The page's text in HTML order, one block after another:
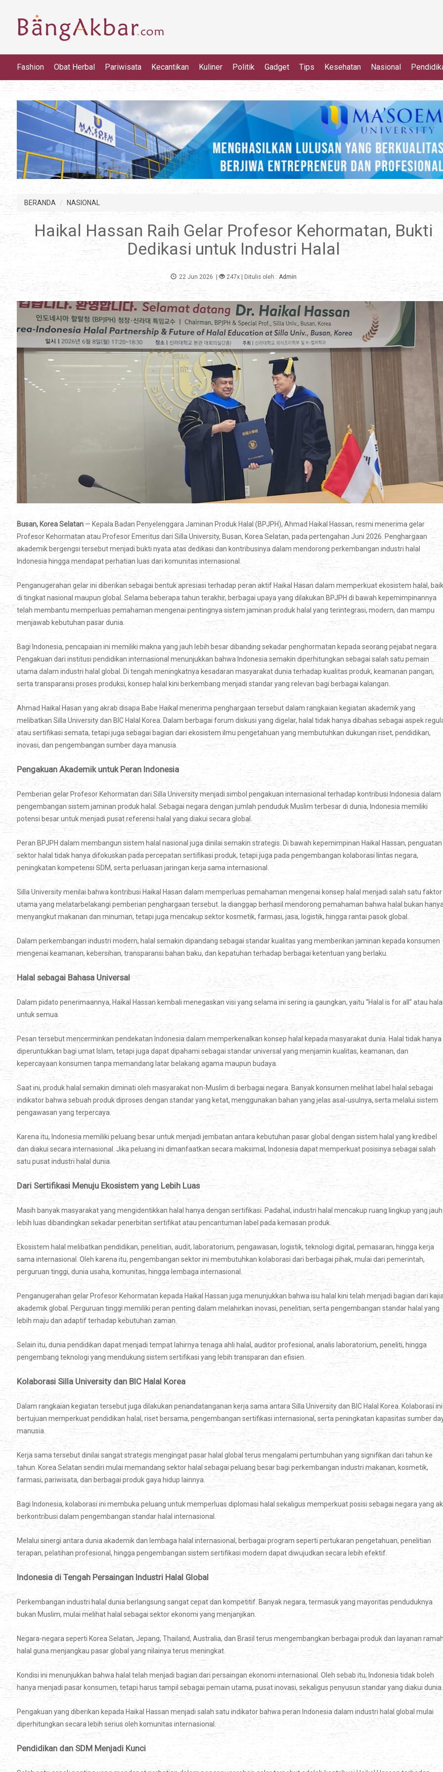
Fashion Obat Herbal Pariwisata Kecantikan Kuliner Politik Gadget Tips Kesehatan Nasional
BERANDA NASIONAL
Haikal Hassan Raih Gelar Profesor Kehormatan, Bukti
Dedikasi untuk Industri Halal
22 Jun 2026 | 247x| Ditulis oleh : Admin
Busan, Korea Selatan — Kepala Badan Penyelenggara Jaminan Produk Halal (BPJPH), Ahmad Haikal Hassan, resmi menerima gelar
Profesor Kehormatan atau Profesor Emeritus dari Silla University, Busan, Korea Selatan, pada pertengahan Juni 2026. Penghargaan
akademik bergengsi tersebut menjadi bukti nyata atas dedikasi dan kontribusinya dalam mendorong perkembangan industri halal
Indonesia hingga mendapat perhatian luas dari komunitas internasional.
Penganugerahan gelar ini diberikan sebagai bentuk apresiasi terhadap peran aktif Haikal Hasan dalam memperkuat ekosistem halal, baik
di tingkat nasional maupun global. Selama beberapa tahun terakhir, berbagai upaya yang dilakukan BPJPH di bawah kepemimpinannya
telah membantu memperluas pemahaman mengenai pentingnya sistem jaminan produk halal yang terintegrasi, modern, dan mampu
menjawab kebutuhan pasar dunia.
Bagi Indonesia, pencapaian ini memiliki makna yang jauh lebih besar dibanding sekadar penghormatan kepada seorang pejabat negara.
Pengakuan dari institusi pendidikan internasional menunjukkan bahwa Indonesia semakin diperhitungkan sebagai salah satu pemain
utama dalam industri halal global. Di tengah meningkatnya kesadaran masyarakat dunia terhadap kualitas produk, keamanan pangan,
serta transparansi proses produksi, konsep halal kini berkembang menjadi standar yang relevan bagi berbagai kalangan.
Ahmad Haikal Hasan yang akrab disapa Babe Haikal menerima penghargaan tersebut dalam rangkaian kegiatan akademik yang
melibatkan Silla University dan BIC Halal Korea. Dalam berbagai forum diskusi yang digelar, halal tidak hanya dibahas sebagai aspek
atau sertifikasi semata, tetapi juga sebagai bagian dari ekosistem ilmu pengetahuan yang membutuhkan dukungan riset, pendidikan,
inovasi, dan pengembangan sumber daya manusia.
Pengakuan Akademik untuk Peran Indonesia
Pemberian gelar Profesor Kehormatan dari Silla University menjadi simbol pengakuan internasional terhadap kontribusi Indonesia dalam
pengembangan sistem jaminan produk halal. Sebagai negara dengan jumlah penduduk Muslim terbesar di dunia, Indonesia memiliki
potensi besar untuk menjadi pusat referensi halal yang diakui secara global.
Peran BPJPH dalam membangun sistem halal nasional juga dinilai semakin strategis. Di bawah kepemimpinan Haikal Hassan, penguatan
sektor halal tidak hanya difokuskan pada percepatan sertifikasi produk, tetapi juga pada pengembangan kolaborasi lintas negara,
peningkatan kompetensi SDM, serta perluasan jaringan kerja sama internasional.
Silla University menilai bahwa kontribusi Haikal Hasan dalam memperluas pemahaman mengenai konsep halal menjadi salah satu faktor
utama yang melatarbelakangi pemberian penghargaan tersebut. Ia dianggap berhasil mendorong pemahaman bahwa halal bukan
menyangkut makanan dan minuman, tetapi juga mencakup sektor kosmetik, farmasi, jasa, logistik, hingga rantai pasok global.
Dalam perkembangan industri modern, halal semakin dipandang sebagai standar kualitas yang memberikan jaminan kepada konsumen
mengenai keamanan, kebersihan, transparansi bahan baku, dan kepatuhan terhadap berbagai ketentuan yang berlaku.
Halal sebagai Bahasa Universal
Dalam pidato penerimaannya, Haikal Hassan kembali menegaskan visi yang selama ini sering ia gaungkan, yaitu “Halal is for all” atau
untuk semua.
Pesan tersebut mencerminkan pendekatan Indonesia dalam memperkenalkan konsep halal kepada masyarakat dunia. Halal tidak hanya
diperuntukkan bagi umat Islam, tetapi juga dapat dipahami sebagai standar universal yang menjamin kualitas, keamanan, dan
kepercayaan konsumen tanpa memandang latar belakang agama maupun budaya.
Saat ini, produk halal semakin diminati oleh masyarakat non-Muslim di berbagai negara. Banyak konsumen melihat label halal sebagai
indikator bahwa sebuah produk diproses dengan standar yang ketat, menggunakan bahan yang jelas asal-usulnya, serta melalui sistem
pengawasan yang terpercaya.
Karena itu, Indonesia memiliki peluang besar untuk menjadi jembatan antara kebutuhan pasar global dengan sistem halal yang kredibel
dan diakui secara internasional. Jika peluang ini dimanfaatkan secara maksimal, Indonesia dapat memperkuat posisinya sebagai salah
satu pusat industri halal dunia.
Dari Sertifikasi Menuju Ekosistem yang Lebih Luas
Masih banyak masyarakat yang mengidentikkan halal hanya dengan sertifikasi. Padahal, industri halal mencakup ruang lingkup yang jauh
lebih luas dibandingkan sekadar penerbitan sertifikat atau pencantuman label pada kemasan produk.
Ekosistem halal melibatkan pendidikan, penelitian, audit, laboratorium, pengawasan, logistik, teknologi digital, pemasaran, hingga kerja
sama internasional. Oleh karena itu, pengembangan sektor ini membutuhkan kolaborasi dari berbagai pihak, mulai dari pemerintah,
perguruan tinggi, dunia usaha, komunitas, hingga lembaga internasional.
Penganugerahan gelar Profesor Kehormatan kepada Haikal Hassan juga menunjukkan bahwa isu halal kini telah menjadi bagian dari
akademik global. Perguruan tinggi memiliki peran penting dalam melahirkan inovasi, penelitian, serta pengembangan standar halal yang
lebih maju dan adaptif terhadap kebutuhan zaman.
Selain itu, dunia pendidikan dapat menjadi tempat lahirnya tenaga ahli halal, auditor profesional, analis laboratorium, peneliti, hingga
pengembang teknologi yang mendukung sistem sertifikasi yang lebih transparan dan efisien.
Kolaborasi Silla University dan BIC Halal Korea
Dalam rangkaian kegiatan tersebut juga dilakukan penandatanganan kerja sama antara Silla University dan BIC Halal Korea. Kolaborasi ini
bertujuan memperkuat pendidikan halal, riset bersama, pengembangan sertifikasi internasional, serta peningkatan kapasitas sumber
manusia.
Kerja sama tersebut dinilai sangat strategis mengingat pasar halal global terus mengalami pertumbuhan yang signifikan dari tahun ke
tahun. Korea Selatan sendiri mulai memandang sektor halal sebagai peluang besar bagi perkembangan industri makanan, kosmetik,
farmasi, pariwisata, dan berbagai produk gaya hidup lainnya.
Bagi Indonesia, kolaborasi ini membuka peluang untuk memperluas diplomasi halal sekaligus memperkuat posisi sebagai negara yang
berkontribusi dalam pengembangan standar halal internasional.
Melalui sinergi antara dunia akademik dan lembaga halal internasional, berbagai program seperti pertukaran pengetahuan, penelitian
terapan, pelatihan profesional, hingga pengembangan sistem sertifikasi modern dapat diwujudkan secara lebih efektif.
Indonesia di Tengah Persaingan Industri Halal Global
Perkembangan industri halal dunia berlangsung sangat cepat dan kompetitif. Banyak negara, termasuk yang mayoritas penduduknya
bukan Muslim, mulai melihat halal sebagai sektor ekonomi yang menjanjikan.
Negara-negara seperti Korea Selatan, Jepang, Thailand, Australia, dan Brasil terus mengembangkan berbagai produk dan layanan
halal guna menjangkau pasar global yang nilainya terus meningkat.
Kondisi ini menunjukkan bahwa halal telah menjadi bagian dari persaingan ekonomi internasional. Oleh sebab itu, Indonesia tidak boleh
hanya menjadi pasar konsumen, tetapi harus tampil sebagai pemain utama, pusat inovasi, sekaligus penyusun standar yang diakui dunia.
Pengakuan yang diberikan kepada Haikal Hassan menjadi salah satu indikator bahwa peran Indonesia dalam industri halal global mulai
diperhitungkan secara lebih serius oleh komunitas internasional.
Pendidikan dan SDM Menjadi Kunci